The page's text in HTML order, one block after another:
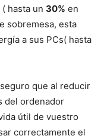
hasta un 30% en
sobremesa, esta
a sus PCs( hasta
que al reducir
del ordenador
útil de vuestro
correctamente el